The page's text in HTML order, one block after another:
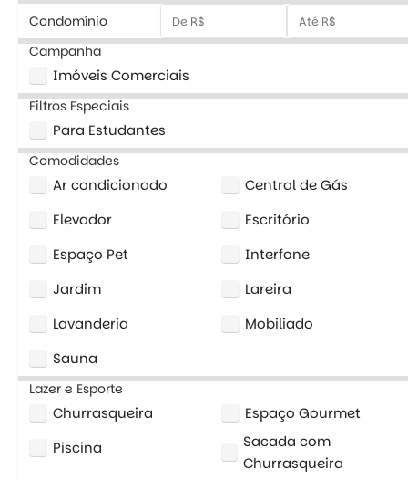
Condomínio
Campanha
Imóveis Comerciais
Filtros Especiais
Para Estudantes
Comodidades
Ar condicionado
Central de Gás
Elevador
Escritório
Espaço Pet
Interfone
Jardim
Lareira
Lavanderia
Mobiliado
Sauna
Lazer e Esporte
Churrasqueira
Espaço Gourmet
Piscina
Sacada com
Churrasqueira